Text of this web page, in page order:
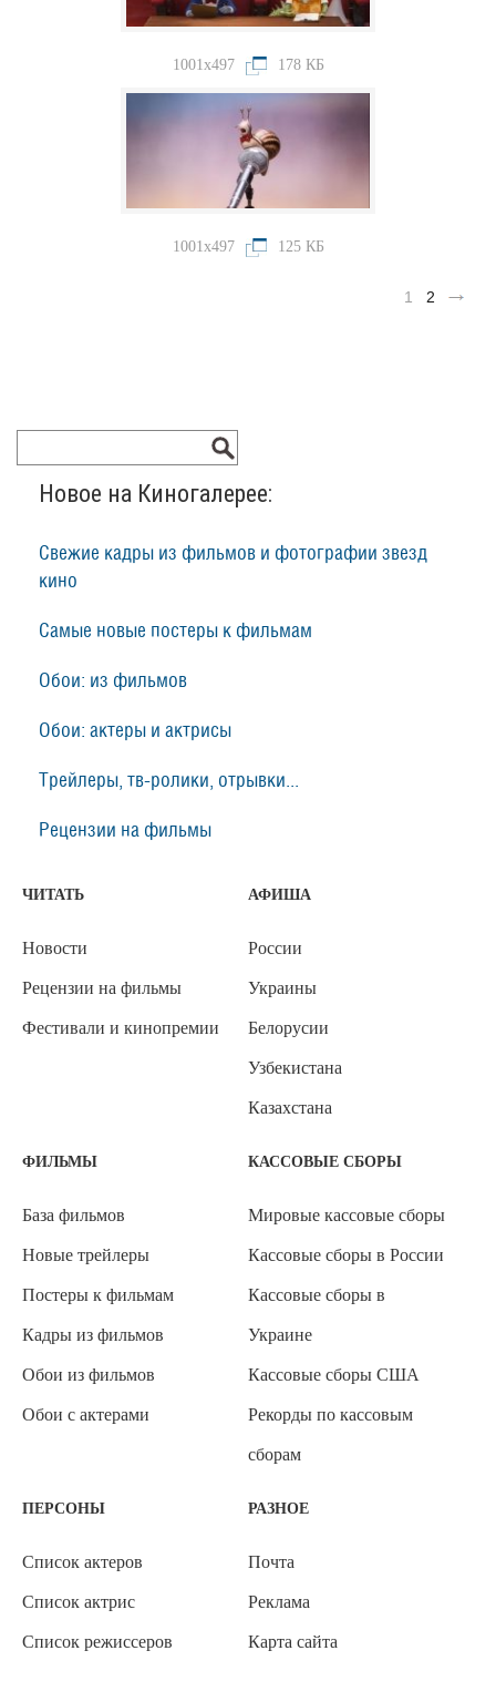
1001x497 178 КБ
1001x497 125 КБ
1 2
Новое на Киногалерее:
Свежие кадры из фильмов и фотографии звезд
кино
Самые новые постеры к фильмам
Обои: из фильмов
Обои: актеры и актрисы
Трейлеры, тв-ролики, отрывки...
Рецензии на фильмы
ЧИТАТЬ
Новости
Рецензии на фильмы
Фестивали и кинопремии
АФИША
России
Украины
Белорусии
Узбекистана
Казахстана
ФИЛЬМЫ
База фильмов
Новые трейлеры
Постеры к фильмам
Кадры из фильмов
Обои из фильмов
Обои с актерами
КАССОВЫЕ СБОРЫ
Мировые кассовые сборы
Кассовые сборы в России
Кассовые сборы в
Украине
Кассовые сборы США
Рекорды по кассовым
сборам
ПЕРСОНЫ
Список актеров
Список актрис
Список режиссеров
РАЗНОЕ
Почта
Реклама
Карта сайта